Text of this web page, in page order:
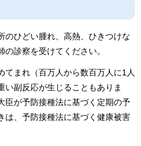
のひどい腫れ、高熱、ひきつけな
診察を受けてください。
てまれ（百万人から数百万人に1人
い副反応が生じることもありま
臣が予防接種法に基づく定期の予
は、予防接種法に基づく健康被害